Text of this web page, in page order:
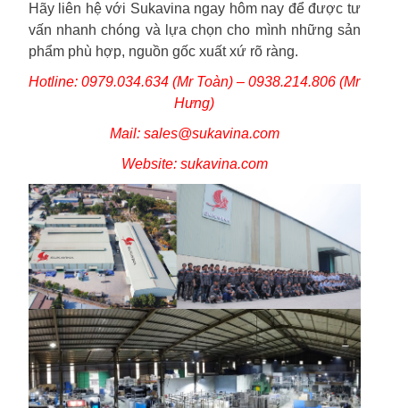
Hãy liên hệ với Sukavina ngay hôm nay để được tư
vấn nhanh chóng và lựa chọn cho mình những sản
phẩm phù hợp, nguồn gốc xuất xứ rõ ràng.
Hotline: 0979.034.634 (Mr Toàn) – 0938.214.806 (Mr
Hưng)
Mail: sales@sukavina.com
Website: sukavina.com